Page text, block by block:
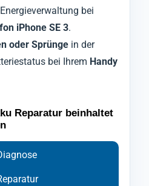
bei
iPhone SE 3.
oder Sprünge in der
bei Ihrem Handy
Reparatur beinhaltet